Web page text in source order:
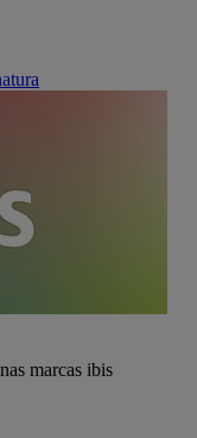
nas marcas ibis